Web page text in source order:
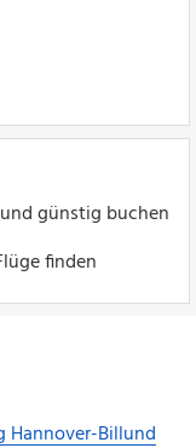
günstig buchen
finden
Hannover-Billund